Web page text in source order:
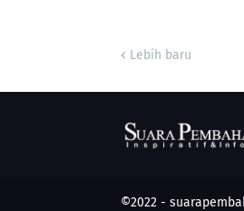
Lebih baru
©2022 -